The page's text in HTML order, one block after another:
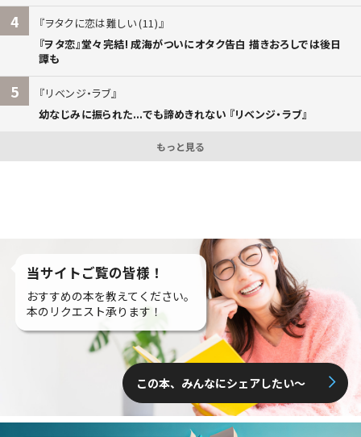
4
ヲタクに恋は難しい (11)
『ヲタ恋』堂々完結! 成海がついにオタク告白 描きおろしでは後日
譚も
5
リベンジ・ラブ
幼なじみに振られた...でも諦めきれない 『リベンジ・ラブ』
もっと見る
当サイトご覧の皆様！
おすすめの本を教えてください。
本のリクエスト承ります！
この本、みんなにシェアしたい〜